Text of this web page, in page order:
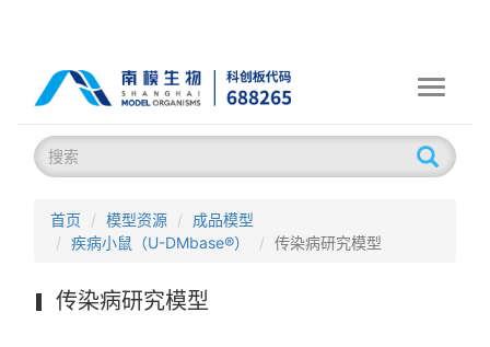
Toggle
首页 模型资源
成品模型
疾病小鼠（U-DMbase®）
传染病研究模型
传染病研究模型